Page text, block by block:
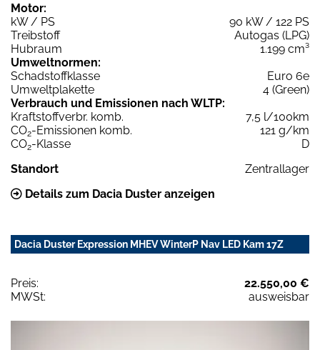
Motor:
kW / PS
90 kW / 122 PS
Treibstoff
Autogas (LPG)
Hubraum
1.199 cm³
Umweltnormen:
Schadstoffklasse
Euro 6e
Umweltplakette
4 (Green)
Verbrauch und Emissionen nach WLTP:
Kraftstoffverbr. komb.
7,5 l/100km
CO2-Emissionen komb.
121 g/km
CO2-Klasse
D
Standort
Zentrallager
Details zum Dacia Duster anzeigen
Dacia Duster Expression MHEV WinterP Nav LED Kam 17Z
Preis:
22.550,00 €
MWSt:
ausweisbar